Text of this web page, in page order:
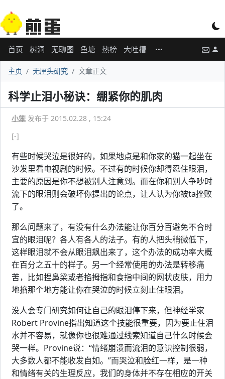
首页 树洞 无聊图 鱼塘 热榜 大吐槽
主页 无厘头研究 文章正文
科学止泪小秘诀：绷紧你的肌肉
小笨 发布于 2015.02.28 , 15:24
[-]
有些时候哭泣是很好的，如果地点是和你家的猫一起坐在
沙发里看电视剧的时候。不过有的时候你却得忍住眼泪，
主要的原因是你不想被别人注意到。而在你和别人争吵时
流下的眼泪则会破坏你提出的论点，让人认为你被ta挫败
了。
那么问题来了，有没有什么办法能让你百分百避免不合时
宜的眼泪呢？各人有各人的法子。有的人把头稍微低下，
这样眼泪就不会从眼泪飙出来了，这个办法的成功率大概
在百分之五十的样子。另一个经常使用的办法是转移痛
苦，比如捏鼻梁或者掐拇指和食指中间的网状皮肤，用力
地掐那个地方能让你在哭泣的时候立刻止住眼泪。
没人会专门研究如何让自己的眼泪停下来，但神经学家
Robert Provine指出知道这个技能很重要，因为要止住泪
水并不容易，就像你也很难通过线索知道自己什么时候会
哭一样。Provine说：“情绪崩溃而流泪的意识控制很弱，
大多数人都不能收发自如。”而哭泣和脸红一样，是一种
和情绪有关的生理反应，我们的身体并不存在相应的开关